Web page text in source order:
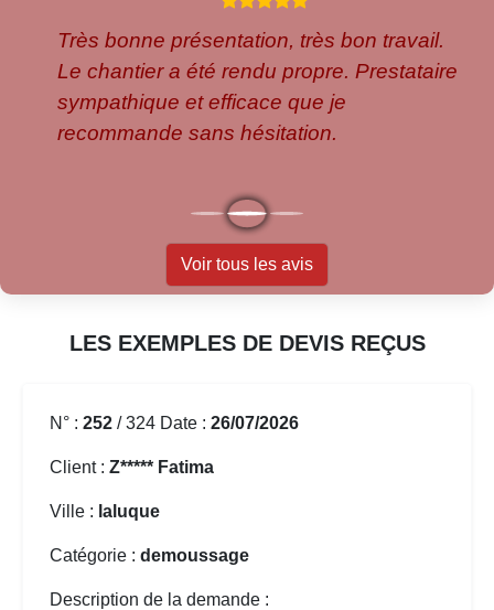
Très bonne présentation, très bon travail.
Le chantier a été rendu propre. Prestataire
sympathique et efficace que je
recommande sans hésitation.
Voir tous les avis
LES EXEMPLES DE DEVIS REÇUS
N° : 252 / 324 Date : 26/07/2026
Client : Z***** Fatima
Ville : laluque
Catégorie : demoussage
Description de la demande :